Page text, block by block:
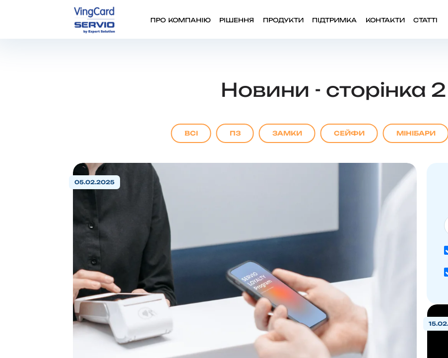
ПРО КОМПАНІЮ РІШЕННЯ ПРОДУКТИ ПІДТРИМКА КОНТАКТИ СТАТТІ
Новини - сторінка 2
ВСІ ПЗ ЗАМКИ СЕЙФИ МІНІБАРИ
05.02.2025